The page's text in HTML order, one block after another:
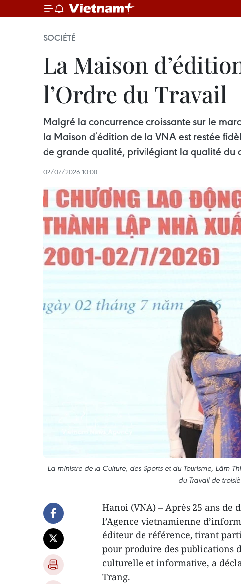
SOCIÉTÉ
La Maison
l’Ordre du Travail
Malgré la concurrence croissante sur le
la Maison d’édition de la VNA est restée
de grande qualité, privilégiant la qualité du
02/07/2026 10:00
La ministre de la Culture, des Sports et du Tourisme, Lâm
du Travail de
Hanoi (VNA) – Après 25 ans de
l’Agence vietnamienne
éditeur de référence, tirant parti
pour produire des publications
culturelle et informative, a
Trang.